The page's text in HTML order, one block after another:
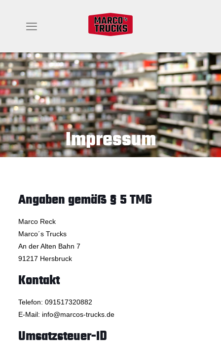
Impressum
Angaben gemäß § 5 TMG
Marco Reck
Marco´s Trucks
An der Alten Bahn 7
91217 Hersbruck
Kontakt
Telefon: 091517320882
E-Mail: info@marcos-trucks.de
Umsatzsteuer-ID